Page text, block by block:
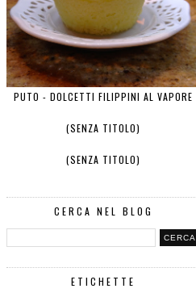
PUTO - DOLCETTI FILIPPINI AL VAPORE
(SENZA TITOLO)
(SENZA TITOLO)
CERCA NEL BLOG
ETICHETTE